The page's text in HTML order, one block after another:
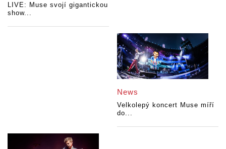
LIVE: Muse svojí gigantickou
show...
News
Velkolepý koncert Muse míří
do...